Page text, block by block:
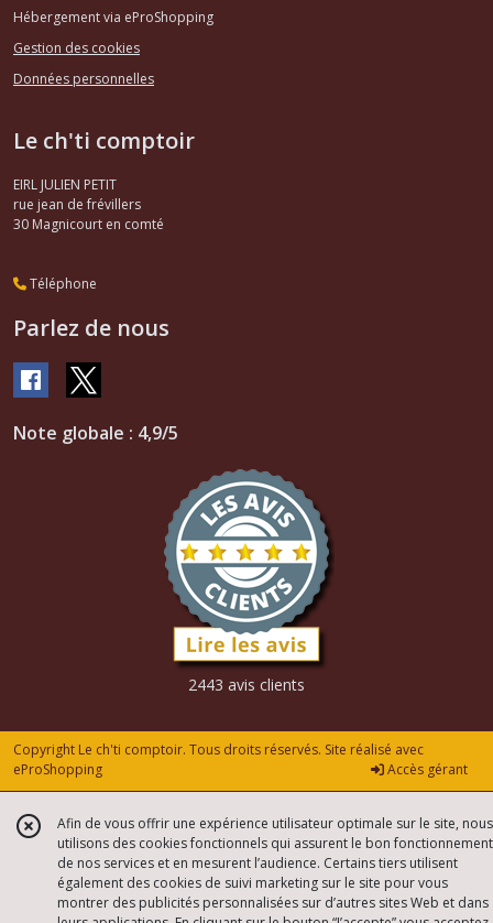
Hébergement via eProShopping
Gestion des cookies
Données personnelles
Le ch'ti comptoir
EIRL JULIEN PETIT
rue jean de frévillers
30 Magnicourt en comté
Téléphone
Parlez de nous
Note globale : 4,9/5
2443 avis clients
Copyright Le ch'ti comptoir. Tous droits réservés. Site réalisé avec
eProShopping
Accès gérant
Afin de vous offrir une expérience utilisateur optimale sur le site, nous
utilisons des cookies fonctionnels qui assurent le bon fonctionnement
de nos services et en mesurent l’audience. Certains tiers utilisent
également des cookies de suivi marketing sur le site pour vous
montrer des publicités personnalisées sur d’autres sites Web et dans